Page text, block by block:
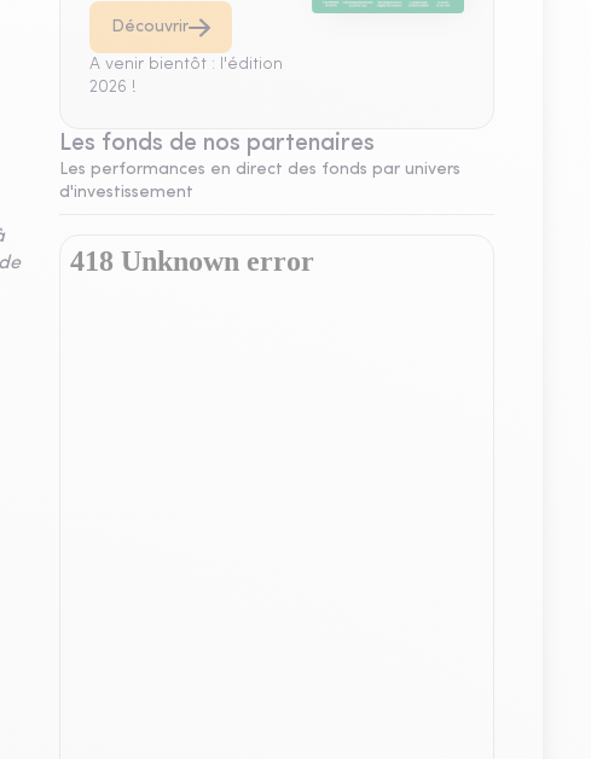
Découvrir
A venir bientôt : l'édition
2026 !
Les fonds de nos partenaires
Les performances en direct des fonds par univers
d'investissement